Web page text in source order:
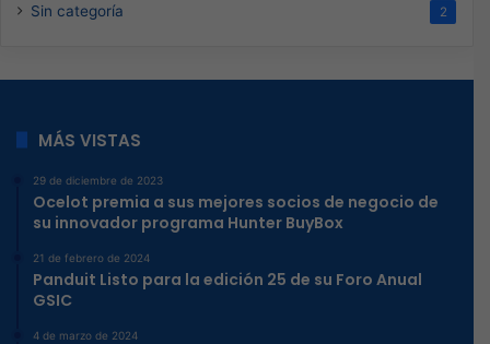
Sin categoría 2
MÁS VISTAS
29 de diciembre de 2023
Ocelot premia a sus mejores socios de negocio de
su innovador programa Hunter BuyBox
21 de febrero de 2024
Panduit Listo para la edición 25 de su Foro Anual
GSIC
4 de marzo de 2024